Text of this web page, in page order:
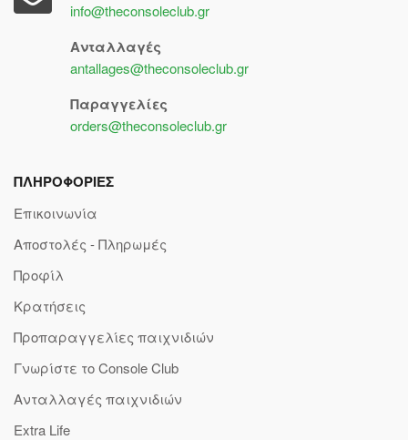
info@theconsoleclub.gr
Ανταλλαγές
antallages@theconsoleclub.gr
Παραγγελίες
orders@theconsoleclub.gr
ΠΛΗΡΟΦΟΡΙΕΣ
Επικοινωνία
Αποστολές - Πληρωμές
Προφίλ
Κρατήσεις
Προπαραγγελίες παιχνιδιών
Γνωρίστε το Console Club
Ανταλλαγές παιχνιδιών
Extra Life